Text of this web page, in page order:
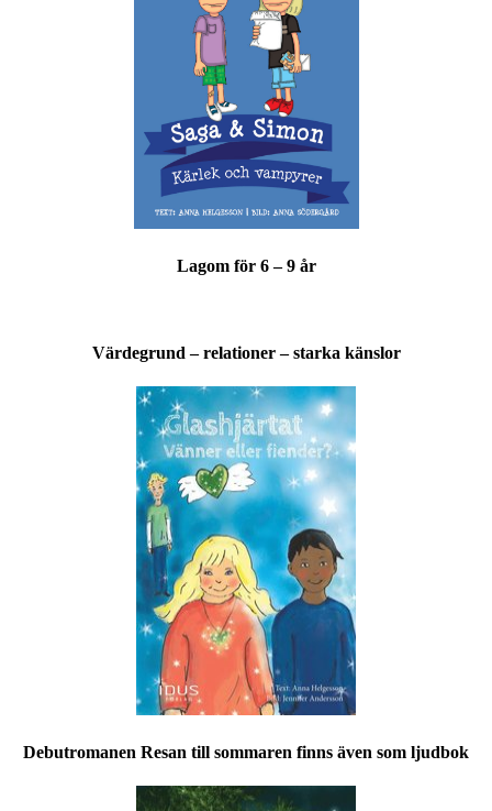
Lagom för 6 – 9 år
Värdegrund – relationer – starka känslor
Debutromanen Resan till sommaren finns även som ljudbok